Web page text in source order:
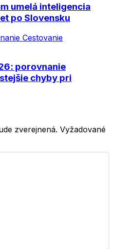
umelá inteligencia
po Slovensku
Cestovanie
porovnanie
chyby pri
zverejnená. Vyžadované